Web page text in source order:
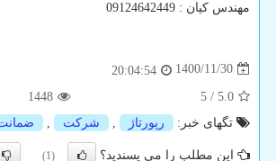
مهندس کیان : 09124642449
1400/11/30
20:04:54
5.0
/
5
1448
تگهای خبر:
رپورتاژ شركت
این مطلب را می پسندید؟ (1)